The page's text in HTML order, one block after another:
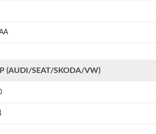
(AUDI/SEAT/SKODA/VW)